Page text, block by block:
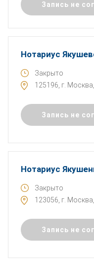
Запись не
Нотариус
Закрыто
125196, г.
Запись не
Нотариус
Закрыто
123056, г.
Запись не